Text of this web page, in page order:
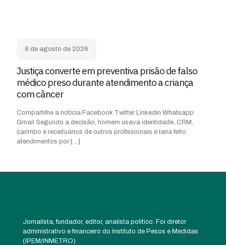
8 de agosto de 2026
Justiça converte em preventiva prisão de falso
médico preso durante atendimento a criança
com câncer
Compartilhe a notícia Facebook Twitter Linkedin Whatsapp
Gmail Segundo a decisão, homem usava identidade, CRM,
carimbo e receituários de outros profissionais e teria feito
atendimentos por […]
Jornalista, fundador, editor, analista político. Foi diretor
administrativo e financeiro do Instituto de Pesos e Medidas
(IPEM/INMETRO)